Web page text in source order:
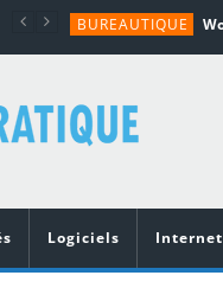
BUREAUTIQUE
TUTORIALS
MATÉRIEL
Logiciels Internet